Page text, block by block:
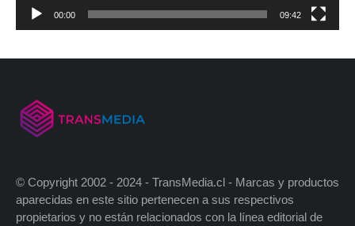
00:00 09:42
© Copyright 2002 - 2024 - TransMedia.cl - Marcas y productos
aparecidas en este sitio pertenecen a sus respectivos
propietarios y no están relacionados con la línea editorial de